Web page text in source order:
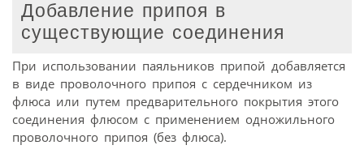
Добавление припоя в
существующие соединения
При использовании паяльников припой добавляется
в виде проволочного припоя с сердечником из
флюса или путем предварительного покрытия этого
соединения флюсом с применением одножильного
проволочного припоя (без флюса).